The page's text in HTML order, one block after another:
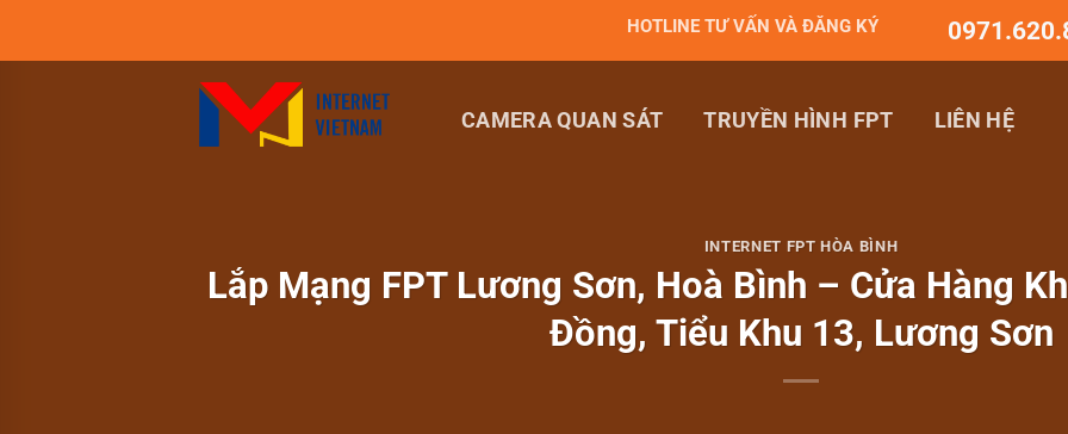
HOTLINE TƯ VẤN VÀ ĐĂNG KÝ
CAMERA QUAN SÁT TRUYỀN HÌNH FPT LIÊN HỆ
INTERNET FPT HÒA BÌNH
Lắp Mạng FPT Lương Sơn, Hoà Bình – Cửa Hàng
Đồng, Tiểu Khu 13, Lương Sơn